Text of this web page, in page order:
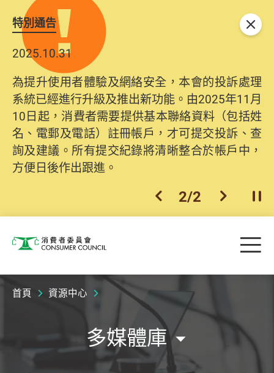
特別通告
2025.10.31
為提升使用者體驗及網絡安全，本會的投訴處理
系統已經進行升級及推出新功能。由2025年11月
10日起，消費者需要提供基本聯絡資料（包括姓
名、電郵及電話）註冊帳戶，才可提交投訴、查
詢及建議。所有提交紀錄將清晰整合於帳戶中，
方便日後作出跟進。
上一個
2/2 下一個開
關閉
消費者委員會 目
首頁 資源中心
多媒體庫